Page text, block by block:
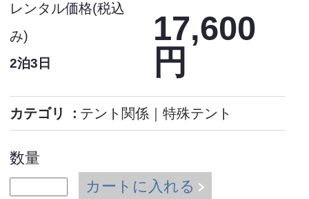
レンタル価格(税込
み)
2泊3日
17,600
円
カテゴリ テント関係 特殊テント
数量
カートに入れる